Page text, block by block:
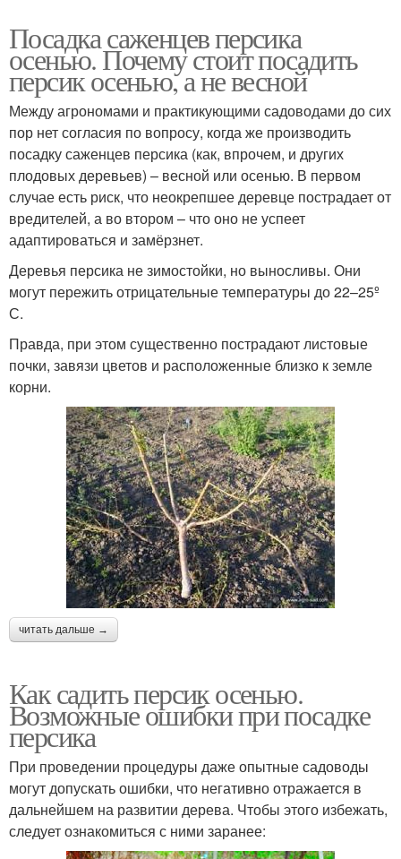
Посадка саженцев персика
осенью. Почему стоит посадить
персик осенью, а не весной
Между агрономами и практикующими садоводами до сих
пор нет согласия по вопросу, когда же производить
посадку саженцев персика (как, впрочем, и других
плодовых деревьев) – весной или осенью. В первом
случае есть риск, что неокрепшее деревце пострадает от
вредителей, а во втором – что оно не успеет
адаптироваться и замёрзнет.
Деревья персика не зимостойки, но выносливы. Они
могут пережить отрицательные температуры до 22–25º
С.
Правда, при этом существенно пострадают листовые
почки, завязи цветов и расположенные близко к земле
корни.
читать дальше →
Как садить персик осенью.
Возможные ошибки при посадке
персика
При проведении процедуры даже опытные садоводы
могут допускать ошибки, что негативно отражается в
дальнейшем на развитии дерева. Чтобы этого избежать,
следует ознакомиться с ними заранее: